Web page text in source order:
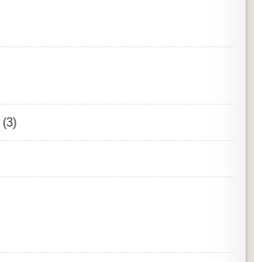
(3)